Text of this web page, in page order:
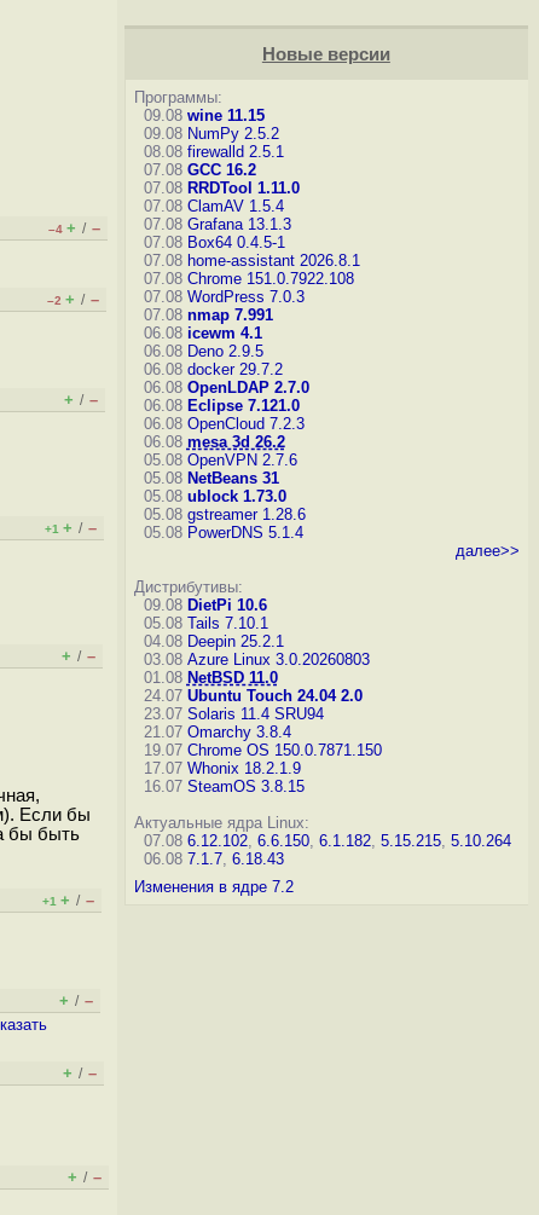
–4 + / –
–2 + / –
+ / –
+1 + / –
+ / –
Если бы
бы быть
+1 + / –
+ / –
+ / –
+ / –
Новые версии
Программы:
09.08 wine 11.15
09.08 NumPy 2.5.2
08.08 firewalld 2.5.1
07.08 GCC 16.2
07.08 RRDTool 1.11.0
07.08 ClamAV 1.5.4
07.08 Grafana 13.1.3
07.08 Box64 0.4.5-1
07.08 home-assistant 2026.8.1
07.08 Chrome 151.0.7922.108
07.08 WordPress 7.0.3
07.08 nmap 7.991
06.08 icewm 4.1
06.08 Deno 2.9.5
06.08 docker 29.7.2
06.08 OpenLDAP 2.7.0
06.08 Eclipse 7.121.0
06.08 OpenCloud 7.2.3
06.08 mesa 3d 26.2
05.08 OpenVPN 2.7.6
05.08 NetBeans 31
05.08 ublock 1.73.0
05.08 gstreamer 1.28.6
05.08 PowerDNS 5.1.4
далее>>
Дистрибутивы:
09.08 DietPi 10.6
05.08 Tails 7.10.1
04.08 Deepin 25.2.1
03.08 Azure Linux 3.0.20260803
01.08 NetBSD 11.0
24.07 Ubuntu Touch 24.04 2.0
23.07 Solaris 11.4 SRU94
21.07 Omarchy 3.8.4
19.07 Chrome OS 150.0.7871.150
17.07 Whonix 18.2.1.9
16.07 SteamOS 3.8.15
Актуальные ядра Linux:
07.08 6.12.102, 6.6.150, 6.1.182, 5.15.215, 5.10.264
06.08 7.1.7, 6.18.43
Изменения в ядре 7.2